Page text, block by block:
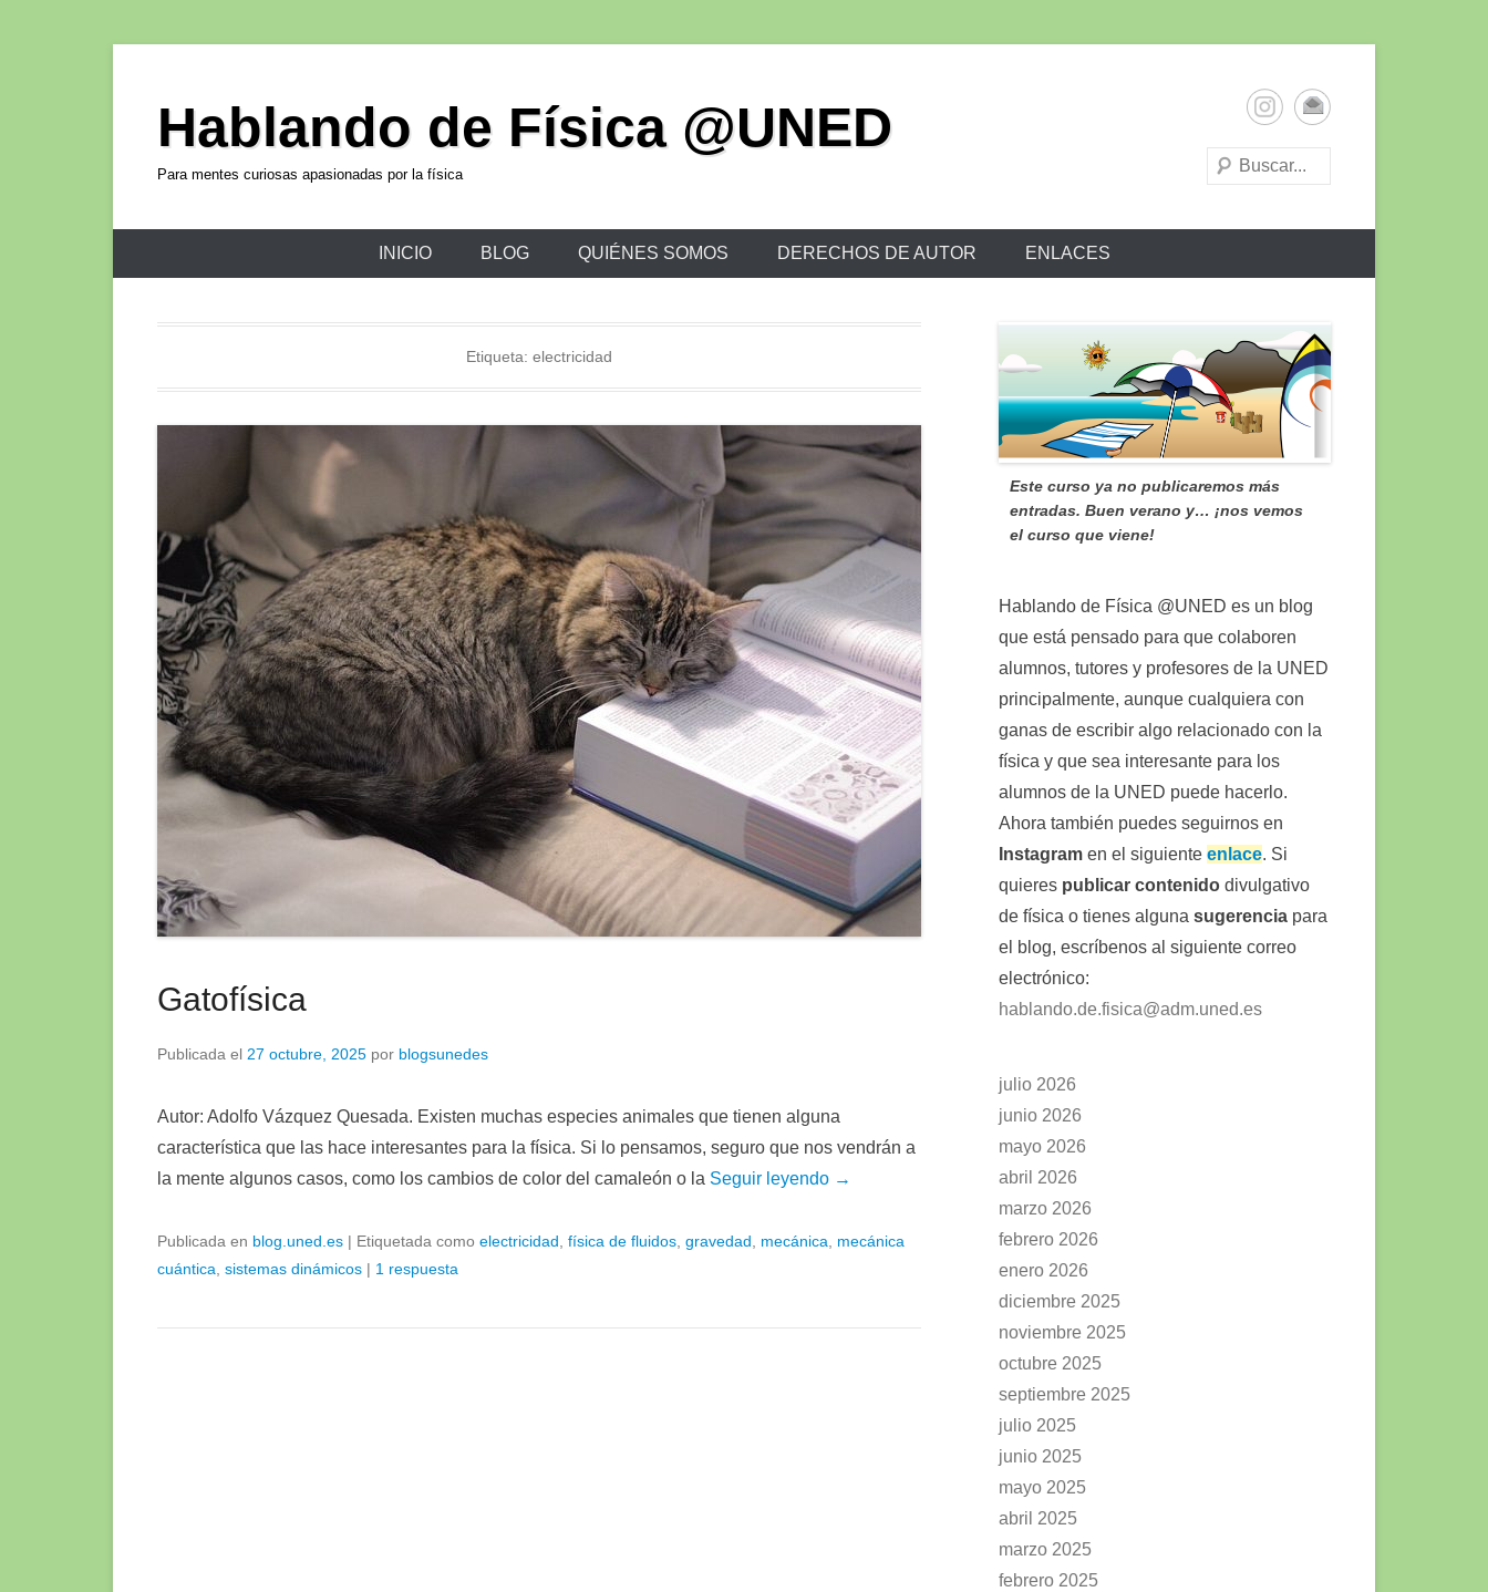
Hablando de Física @UNED
Para mentes curiosas apasionadas por la física
INICIO BLOG QUIÉNES SOMOS DERECHOS DE AUTOR ENLACES
Etiqueta: electricidad
Gatofísica
Publicada el 27 octubre, 2025 por blogsunedes
Autor: Adolfo Vázquez Quesada. Existen muchas especies animales que tienen alguna
característica que las hace interesantes para la física. Si lo pensamos, seguro que nos vendrán a
la mente algunos casos, como los cambios de color del camaleón o la Seguir leyendo →
Publicada en blog.uned.es | Etiquetada como electricidad física de fluidos gravedad mecánica
mecánica
cuántica sistemas dinámicos | 1 respuesta
Este curso ya no publicaremos más
entradas. Buen verano y… ¡nos vemos
el curso que viene!
Hablando de Física @UNED es un blog
que está pensado para que colaboren
alumnos, tutores y profesores de la UNED
principalmente, aunque cualquiera con
ganas de escribir algo relacionado con la
física y que sea interesante para los
alumnos de la UNED puede hacerlo.
Ahora también puedes seguirnos en
Instagram en el siguiente enlace. Si
quieres publicar contenido divulgativo
de física o tienes alguna sugerencia para
el blog, escríbenos al siguiente correo
electrónico:
hablando.de.fisica@adm.uned.es
julio 2026
junio 2026
mayo 2026
abril 2026
marzo 2026
febrero 2026
enero 2026
diciembre 2025
noviembre 2025
octubre 2025
septiembre 2025
julio 2025
junio 2025
mayo 2025
abril 2025
marzo 2025
febrero 2025